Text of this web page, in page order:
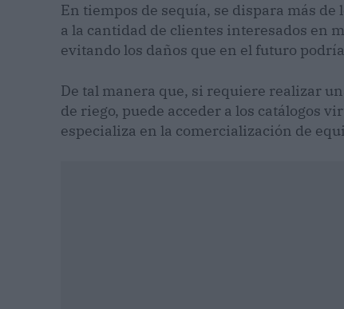
En tiempos de sequía, se dispara más de
a la cantidad de clientes interesados en
evitando los daños que en el futuro
De tal manera que, si requiere realizar
de riego, puede acceder a los catálogos
especializa en la comercialización de